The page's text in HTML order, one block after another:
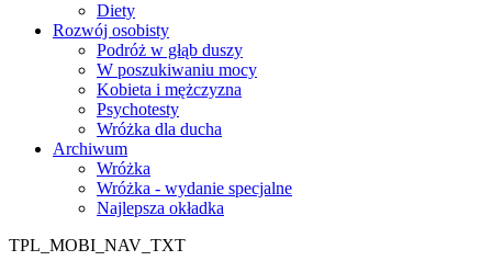
Diety
Rozwój osobisty
Podróż w głąb duszy
W poszukiwaniu mocy
Kobieta i mężczyzna
Psychotesty
Wróżka dla ducha
Archiwum
Wróżka
Wróżka - wydanie specjalne
Najlepsza okładka
TPL_MOBI_NAV_TXT